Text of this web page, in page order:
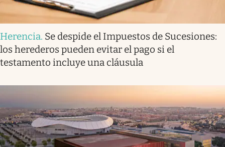
Herencia. Se despide el Impuestos de Sucesiones:
los herederos pueden evitar el pago si el
testamento incluye una cláusula